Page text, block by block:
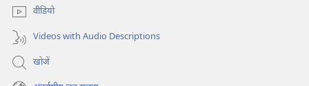
वीडियो
Videos with Audio Descriptions
खोजें